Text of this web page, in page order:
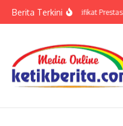
Berita TerkiniPolri: Sertifikat